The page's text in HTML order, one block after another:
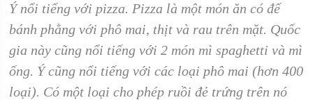
Ý nổi tiếng với pizza. Pizza là một món ăn có đế
bánh phằng với phô mai, thịt và rau trên mặt. Quốc
gia này cũng nổi tiếng với 2 món mì spaghetti và mì
ống. Ý cũng nổi tiếng với các loại phô mai (hơn 400
loại). Có một loại cho phép ruồi đẻ trứng trên nó